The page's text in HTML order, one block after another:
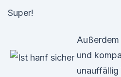
Super!
und